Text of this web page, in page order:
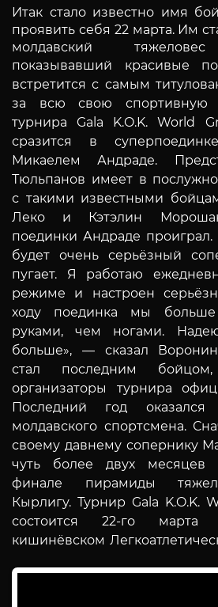
Итак стало известно имя
проявить себя 22 марта. Им
молдавский
показывавший красивые
встретится с самым
за всю свою спортивную
турнира Gala K.O.K. World
сразится в
Микаелем Андраде.
Тюльпанов имеет в
с такими известными
Леко и Кэтэлин
поединки Андраде проиграл.
будет очень серьёзный
пугает. Я работаю
режиме и настроен
ходу поединка мы больше
руками, чем ногами.
больше», — сказал
стал последним
организаторы турнира
Последний год
молдавского спортсмена.
своему давнему сопернику
чуть более двух месяцев
финале пирамиды
Кырлигу. Турнир Gala K.O.K.
состоится 22-го
кишинёвском